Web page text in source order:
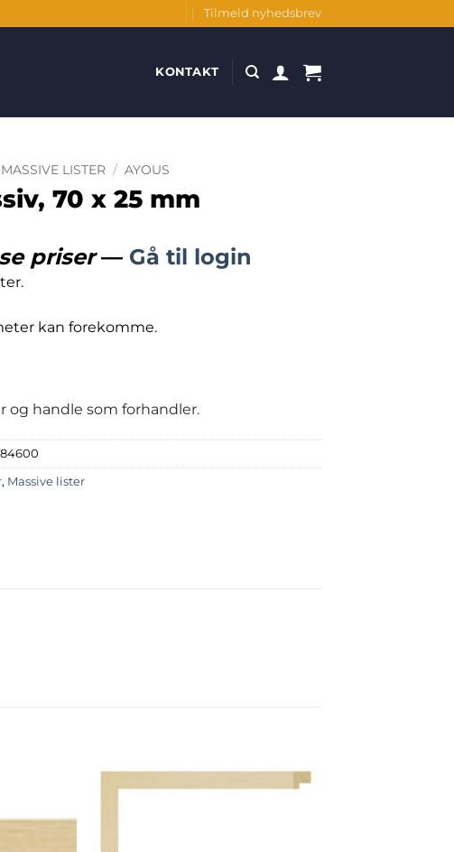
Tilmeld nyhedsbrev
KONTAKT
MASSIVE LISTER / AYOUS
70 x 25 mm
priser— Gå til login
kan forekomme.
og handle som forhandler.
, Massive lister